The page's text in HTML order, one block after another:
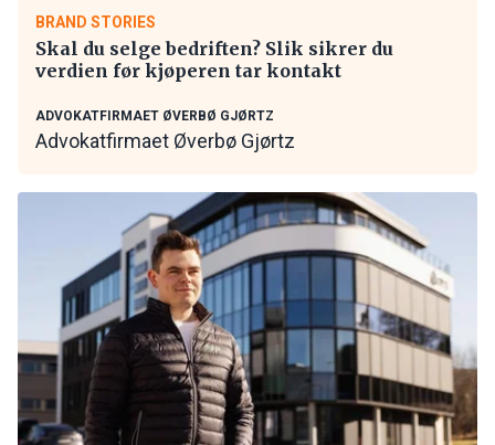
BRAND STORIES
Skal du selge bedriften? Slik sikrer du
verdien før kjøperen tar kontakt
ADVOKATFIRMAET ØVERBØ GJØRTZ
Advokatfirmaet Øverbø Gjørtz